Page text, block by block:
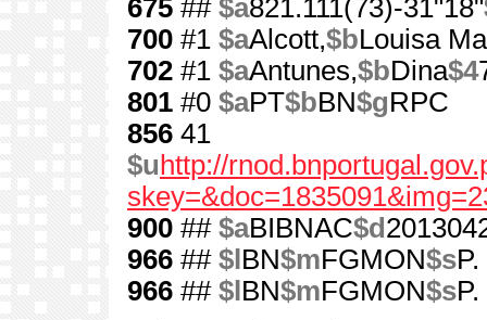
675 ## $a821.111(73)-31"18"
700 #1 $aAlcott,$bLouisa
702 #1 $aAntunes,$bDina$4
801 #0 $aPT$bBN$gRPC
856 41
$u http://
900 ## $aBIBNAC$d
966 ## $l BN$mFGMON$s
966 ## $l BN$mFGMON$s